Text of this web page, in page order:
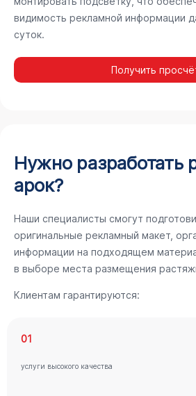
видимость рекламной информации
суток.
Получить
Нужно разработать
арок?
Наши специалисты смогут
оригинальные рекламный макет,
информации на подходящем
в выборе места размещения
Клиентам гарантируются:
01
услуги высокого качества